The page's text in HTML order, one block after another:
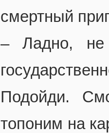
смертный
– Ладно, не
Подойди.
топоним на